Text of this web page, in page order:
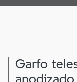
Garfo